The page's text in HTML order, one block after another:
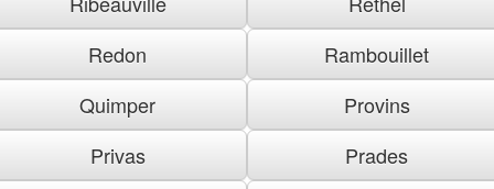
Redon
Rambouillet
Quimper
Provins
Privas
Prades